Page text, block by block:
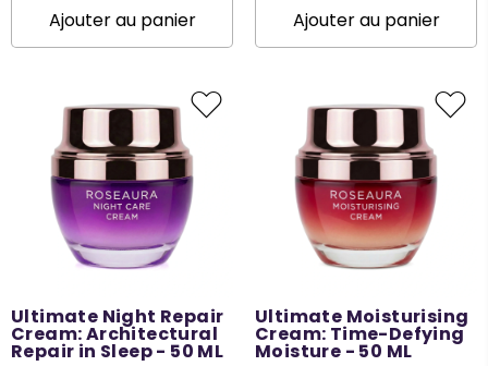
Ajouter au panier Ajouter au panier
Ultimate Night Repair
Cream: Architectural
Repair in Sleep - 50 ML
Ultimate Moisturising
Cream: Time-Defying
Moisture - 50 ML